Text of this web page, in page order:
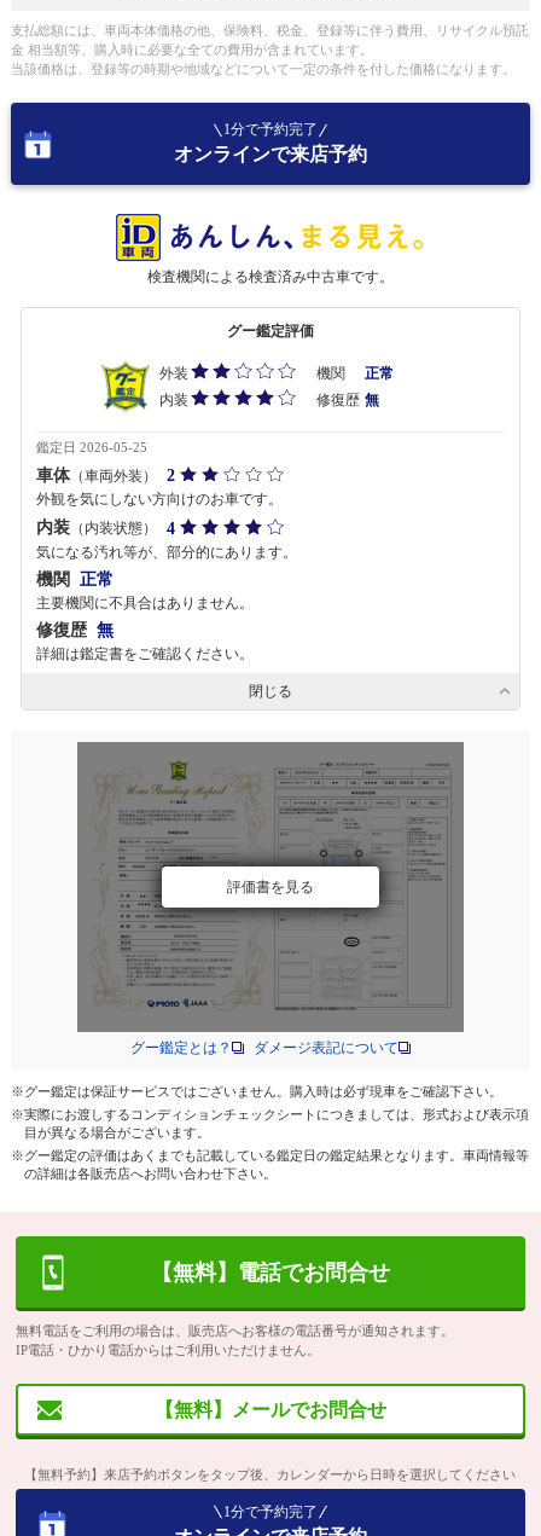
支払総額には、車両本体価格の他、保険料、税金、登録等に伴う費用、リサイクル預託
金 相当額等、購入時に必要な全ての費用が含まれています。
当該価格は、登録等の時期や地域などについて一定の条件を付した価格になります。
1分で予約完了
オンラインで来店予約
検査機関による検査済み中古車です。
グー鑑定評価
外装 機関
正常
内装
修復歴 無
鑑定日 2026-05-25
車体（車両外装） 2
外観を気にしない方向けのお車です。
内装 （内装状態） 4
気になる汚れ等が、部分的にあります。
機関 正常
主要機関に不具合はありません。
修復歴 無
詳細は鑑定書をご確認ください。
閉じる
評価書を見る
グー鑑定とは？ ダメージ表記について
※グー鑑定は保証サービスではございません。購入時は必ず現車をご確認下さい。
※実際にお渡しするコンディションチェックシートにつきましては、形式および表示項
目が異なる場合がございます。
※グー鑑定の評価はあくまでも記載している鑑定日の鑑定結果となります。車両情報等
の詳細は各販売店へお問い合わせ下さい。
【無料】電話でお問合せ
無料電話をご利用の場合は、販売店へお客様の電話番号が通知されます。
IP電話・ひかり電話からはご利用いただけません。
【無料】メールでお問合せ
【無料予約】来店予約ボタンをタップ後、カレンダーから日時を選択してください
1分で予約完了